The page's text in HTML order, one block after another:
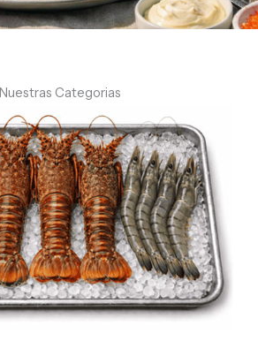
Nuestras Categorias